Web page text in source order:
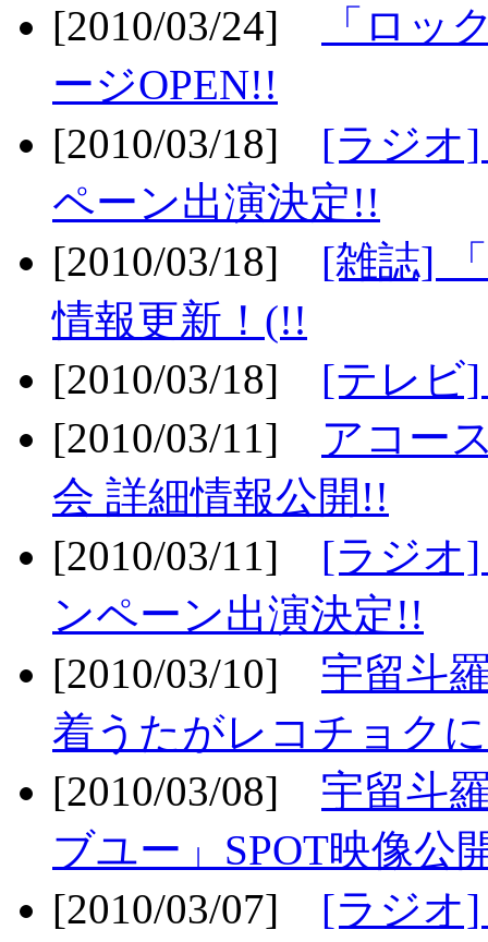
[2010/03/24]
「ロッ
ージOPEN!!
[2010/03/18] [ラジオ
ペーン出演決定!!
[2010/03/18] [雑誌]
情報更新！(!!
[2010/03/18] [テレビ
[2010/03/11] アコー
会 詳細情報公開!!
[2010/03/11] [ラジオ
ンペーン出演決定!!
[2010/03/10] 宇留斗
着うたがレコチョク
[2010/03/08] 宇留斗
ブユー」SPOT映像公
[2010/03/07] [ラジオ]